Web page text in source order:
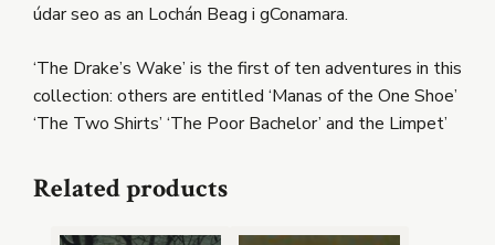
údar seo as an Lochán Beag i gConamara.
‘The Drake’s Wake’ is the first of ten adventures in this
collection: others are entitled ‘Manas of the One Shoe’
‘The Two Shirts’ ‘The Poor Bachelor’ and the Limpet’
Related products